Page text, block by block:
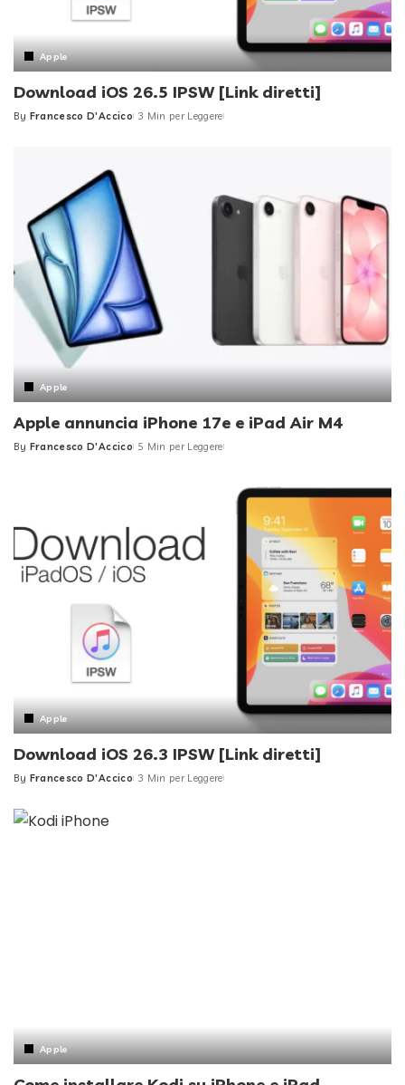
Apple
Download iOS 26.5 IPSW [Link diretti]
Posted
By Francesco D'Accico 3 Min per Leggere
Apple
Apple annuncia iPhone 17e e iPad Air M4
Posted
By Francesco D'Accico 5 Min per Leggere
Apple
Download iOS 26.3 IPSW [Link diretti]
Posted
By Francesco D'Accico 3 Min per Leggere
Apple